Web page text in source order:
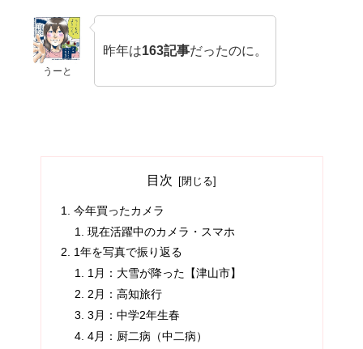
うーと
昨年は163記事だったのに。
目次
今年買ったカメラ
現在活躍中のカメラ・スマホ
1年を写真で振り返る
1月：大雪が降った【津山市】
2月：高知旅行
3月：中学2年生春
4月：厨二病（中二病）